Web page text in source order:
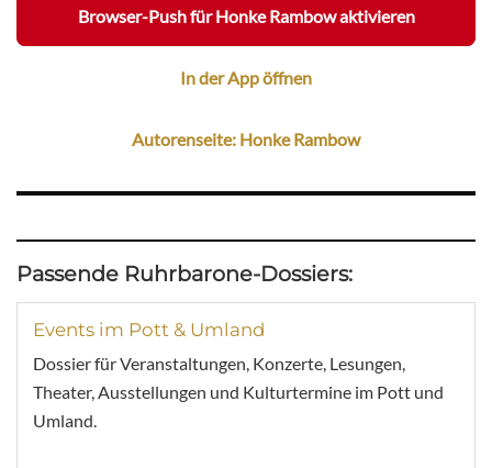
Browser-Push für Honke Rambow aktivieren
In der App öffnen
Autorenseite: Honke Rambow
Passende Ruhrbarone-Dossiers:
Events im Pott & Umland
Dossier für Veranstaltungen, Konzerte, Lesungen,
Theater, Ausstellungen und Kulturtermine im Pott und
Umland.